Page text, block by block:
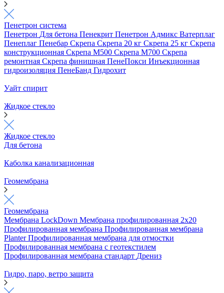
Пенетрон система
Пенетрон Для бетона Пенекрит Пенетрон Адмикс Ватерплаг
Пенеплаг Пенебар Скрепа Скрепа 20 кг Скрепа 25 кг Скрепа
конструкционная Скрепа М500 Скрепа М700 Скрепа
ремонтная Скрепа финишная ПенеПокси Инъекционная
гидроизоляция ПенеБанд Гидрохит
Уайт спирит
Жидкое стекло
Жидкое стекло
Для бетона
Каболка канализационная
Геомембрана
Геомембрана
Мембрана LockDown Мембрана профилированная 2х20
Профилированная мембрана Профилированная мембрана
PlanterПрофилированная мембрана для отмостки
Профилированная мембрана с геотекстилем
Профилированная мембрана стандарт Дрениз
Гидро, паро, ветро защита